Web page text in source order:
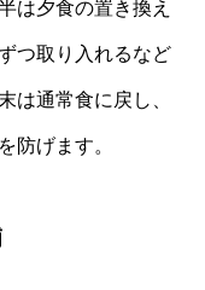
は夕食の置き換え
つ取り入れるなど
は通常食に戻し、
防げます。